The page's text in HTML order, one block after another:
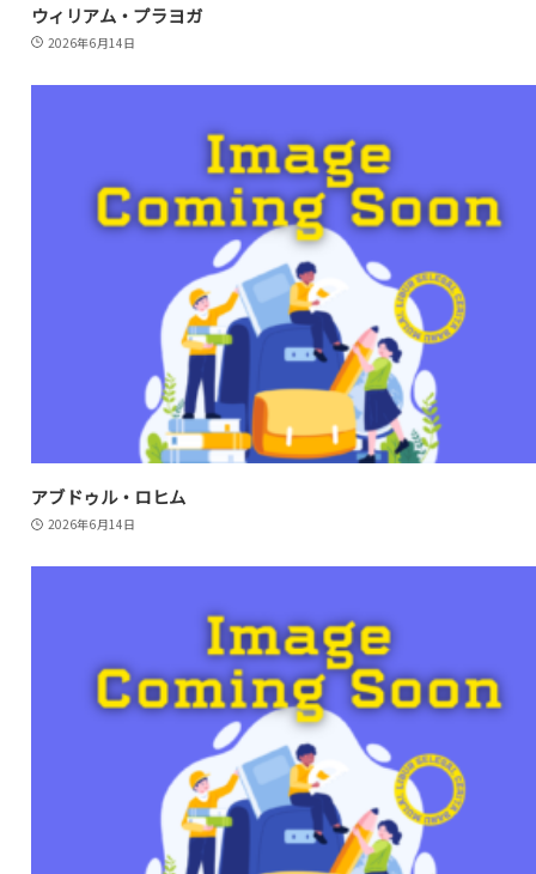
ウィリアム・プラヨガ
2026年6月14日
アブドゥル・ロヒム
2026年6月14日